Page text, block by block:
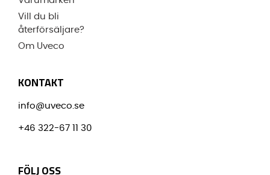
Vill du bli
återförsäljare?
Om Uveco
KONTAKT
info@uveco.se
+46 322-67 11 30
FÖLJ OSS